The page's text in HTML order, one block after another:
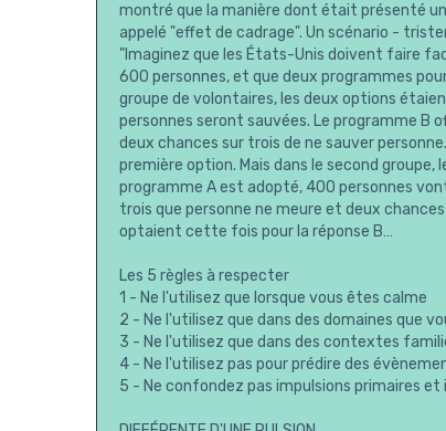
montré que la manière dont était présenté
appelé "effet de cadrage". Un scénario -
"Imaginez que les États-Unis doivent faire
600 personnes, et que deux programmes
groupe de volontaires, les deux options
personnes seront sauvées. Le programme B
deux chances sur trois de ne sauver
première option. Mais dans le second
programme A est adopté, 400 personnes
trois que personne ne meure et deux
optaient cette fois pour la réponse B…
Les 5 règles à respecter
1 - Ne l'utilisez que lorsque vous êtes calme
2 - Ne l'utilisez que dans des domaines que
3 - Ne l'utilisez que dans des contextes
4 - Ne l'utilisez pas pour prédire des
5 - Ne confondez pas impulsions primaires